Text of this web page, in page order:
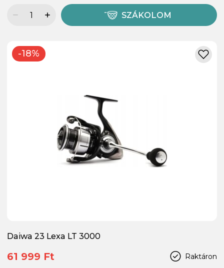
SZÁKOLOM
-18%
Daiwa 23 Lexa LT 3000
Raktáron
61 999 Ft